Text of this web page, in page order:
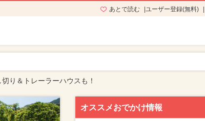
あとで読む ユーザー登録(無料)
り＆トレーラーハウスも！
オススメおでかけ情報